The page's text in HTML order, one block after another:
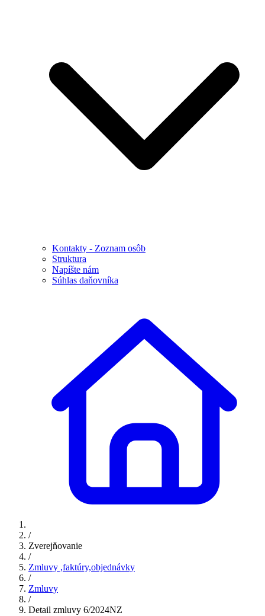
Kontakty - Zoznam osôb
Struktura
Napíšte nám
Súhlas daňovníka
/
Zverejňovanie
/
Zmluvy ,faktúry,objednávky
/
Zmluvy
/
Detail zmluvy 6/2024NZ